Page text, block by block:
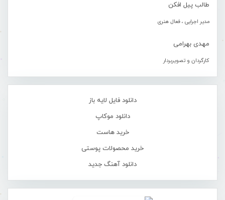
طالب پیل افکن
مدیر اجرایی ، فعال هنری
مهدی بهرامی
کارگردان و تصویربردار
دانلود فایل لایه باز
دانلود موکاپ
خرید هاست
خرید محصولات پوستی
دانلود آهنگ جدید